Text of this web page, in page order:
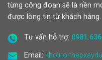
từng công đoạn sẽ là nền
được lòng tin từ khách hàng.
Tư vấn hỗ trợ:
Email: